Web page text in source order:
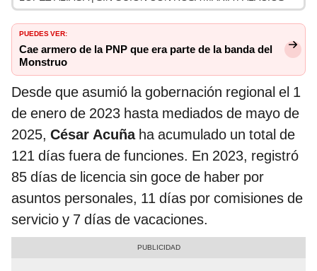
PUEDES VER:
Cae armero de la PNP que era parte de la banda del
Monstruo
Desde que asumió la gobernación regional el 1
de enero de 2023 hasta mediados de mayo de
2025, César Acuñaha acumulado un total de
121 días fuera de funciones. En 2023, registró
85 días de licencia sin goce de haber por
asuntos personales, 11 días por comisiones de
servicio y 7 días de vacaciones.